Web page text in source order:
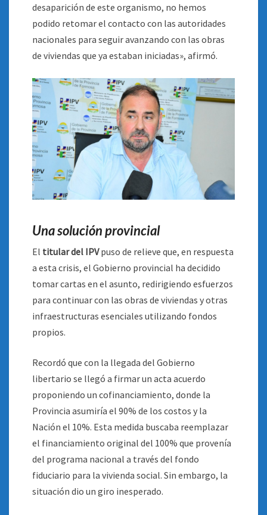
desaparición de este organismo, no hemos
podido retomar el contacto con las autoridades
nacionales para seguir avanzando con las obras
de viviendas que ya estaban iniciadas», afirmó.
Una solución provincial
El titular del IPVpuso de relieve que, en respuesta
a esta crisis, el Gobierno provincial ha decidido
tomar cartas en el asunto, redirigiendo esfuerzos
para continuar con las obras de viviendas y otras
infraestructuras esenciales utilizando fondos
propios.
Recordó que con la llegada del Gobierno
libertario se llegó a firmar un acta acuerdo
proponiendo un cofinanciamiento, donde la
Provincia asumiría el 90% de los costos y la
Nación el 10%. Esta medida buscaba reemplazar
el financiamiento original del 100% que provenía
del programa nacional a través del fondo
fiduciario para la vivienda social. Sin embargo, la
situación dio un giro inesperado.